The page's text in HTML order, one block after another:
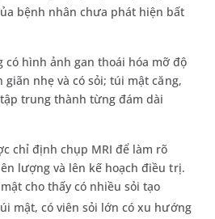
bệnh nhân chưa phát hiện bất
có hình ảnh gan thoái hóa mỡ độ
nhẹ và có sỏi; túi mật căng,
trung thành từng đám dài
chỉ định chụp MRI để làm rõ
lượng và lên kế hoạch điều trị.
cho thấy có nhiều sỏi tạo
mật, có viên sỏi lớncó xu hướng